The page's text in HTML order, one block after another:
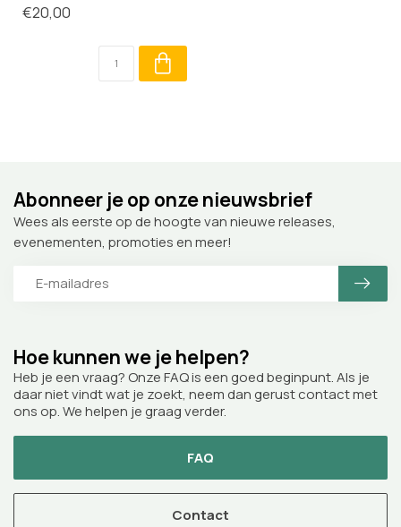
€20,00
Hoe kunnen we je helpen?
Heb je een vraag? Onze FAQ is een goed beginpunt. Als je
daar niet vindt wat je zoekt, neem dan gerust contact met
ons op. We helpen je graag verder.
FAQ
Contact
Abonneer je op onze nieuwsbrief
Wees als eerste op de hoogte van nieuwe releases,
evenementen, promoties en meer!